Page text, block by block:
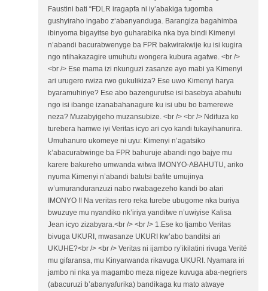
Faustini bati “FDLR iragapfa ni iy’abakiga tugomba
gushyiraho ingabo z‘abanyanduga. Barangiza bagahimba
ibinyoma bigayitse byo guharabika nka bya bindi Kimenyi
n’abandi bacurabwenyge ba FPR bakwirakwije ku isi kugira
ngo ntihakazagire umuhutu wongera kubura agatwe. <br />
<br /> Ese mama izi nkunguzi zasanze ayo mabi ya Kimenyi
ari urugero rwiza rwo gukulikiza? Ese uwo Kimenyi harya
byaramuhiriye? Ese abo bazengurutse isi basebya abahutu
ngo isi ibange izanabahanagure ku isi ubu bo bamerewe
neza? Muzabyigeho muzansubize. <br /> <br /> Ndifuza ko
turebera hamwe iyi Veritas icyo ari cyo kandi tukayihanurira.
Umuhanuro ukomeye ni uyu: Kimenyi n’agatsiko
k’abacurabwinge ba FPR bahuruje abandi ngo bajye mu
karere bakureho umwanda witwa IMONYO-ABAHUTU, ariko
nyuma Kimenyi n’abandi batutsi bafite umujinya
w’umuranduranzuzi nabo rwabagezeho kandi bo atari
IMONYO !! Na veritas rero reka turebe ubugome nka buriya
bwuzuye mu nyandiko nk’iriya yanditwe n’uwiyise Kalisa
Jean icyo zizabyara.<br /> <br /> 1.Ese ko Ijambo Veritas
bivuga UKURI, mwasanze UKURI kw’abo banditsi ari
UKUHE?<br /> <br /> Veritas ni ijambo ry’ikilatini rivuga Verité
mu gifaransa, mu Kinyarwanda rikavuga UKURI. Nyamara iri
jambo ni nka ya magambo meza nigeze kuvuga aba-negriers
(abacuruzi b’abanyafurika) bandikaga ku mato atwaye